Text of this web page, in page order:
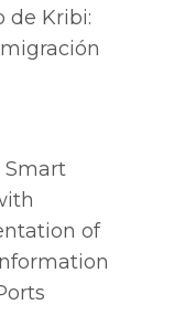
de Kribi:
Smart
of